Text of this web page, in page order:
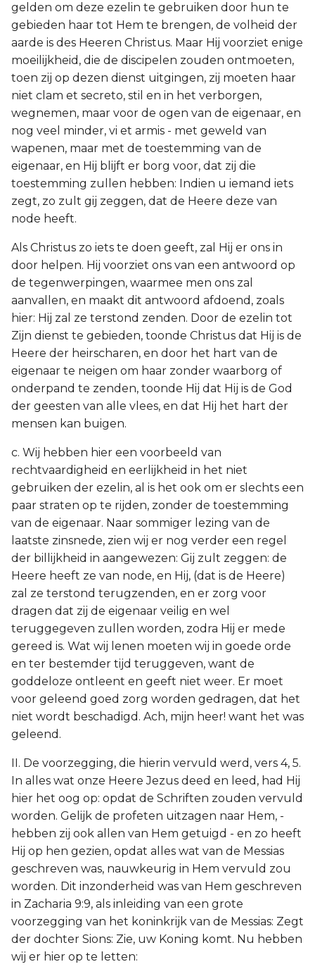
gelden om deze ezelin te gebruiken door hun te
gebieden haar tot Hem te brengen, de volheid der
aarde is des Heeren Christus. Maar Hij voorziet enige
moeilijkheid, die de discipelen zouden ontmoeten,
toen zij op dezen dienst uitgingen, zij moeten haar
niet clam et secreto, stil en in het verborgen,
wegnemen, maar voor de ogen van de eigenaar, en
nog veel minder, vi et armis - met geweld van
wapenen, maar met de toestemming van de
eigenaar, en Hij blijft er borg voor, dat zij die
toestemming zullen hebben: Indien u iemand iets
zegt, zo zult gij zeggen, dat de Heere deze van
node heeft.
Als Christus zo iets te doen geeft, zal Hij er ons in
door helpen. Hij voorziet ons van een antwoord op
de tegenwerpingen, waarmee men ons zal
aanvallen, en maakt dit antwoord afdoend, zoals
hier: Hij zal ze terstond zenden. Door de ezelin tot
Zijn dienst te gebieden, toonde Christus dat Hij is de
Heere der heirscharen, en door het hart van de
eigenaar te neigen om haar zonder waarborg of
onderpand te zenden, toonde Hij dat Hij is de God
der geesten van alle vlees, en dat Hij het hart der
mensen kan buigen.
c. Wij hebben hier een voorbeeld van
rechtvaardigheid en eerlijkheid in het niet
gebruiken der ezelin, al is het ook om er slechts een
paar straten op te rijden, zonder de toestemming
van de eigenaar. Naar sommiger lezing van de
laatste zinsnede, zien wij er nog verder een regel
der billijkheid in aangewezen: Gij zult zeggen: de
Heere heeft ze van node, en Hij, (dat is de Heere)
zal ze terstond terugzenden, en er zorg voor
dragen dat zij de eigenaar veilig en wel
teruggegeven zullen worden, zodra Hij er mede
gereed is. Wat wij lenen moeten wij in goede orde
en ter bestemder tijd teruggeven, want de
goddeloze ontleent en geeft niet weer. Er moet
voor geleend goed zorg worden gedragen, dat het
niet wordt beschadigd. Ach, mijn heer! want het was
geleend.
II. De voorzegging, die hierin vervuld werd, vers 4, 5.
In alles wat onze Heere Jezus deed en leed, had Hij
hier het oog op: opdat de Schriften zouden vervuld
worden. Gelijk de profeten uitzagen naar Hem, -
hebben zij ook allen van Hem getuigd - en zo heeft
Hij op hen gezien, opdat alles wat van de Messias
geschreven was, nauwkeurig in Hem vervuld zou
worden. Dit inzonderheid was van Hem geschreven
in Zacharia 9:9, als inleiding van een grote
voorzegging van het koninkrijk van de Messias: Zegt
der dochter Sions: Zie, uw Koning komt. Nu hebben
wij er hier op te letten: